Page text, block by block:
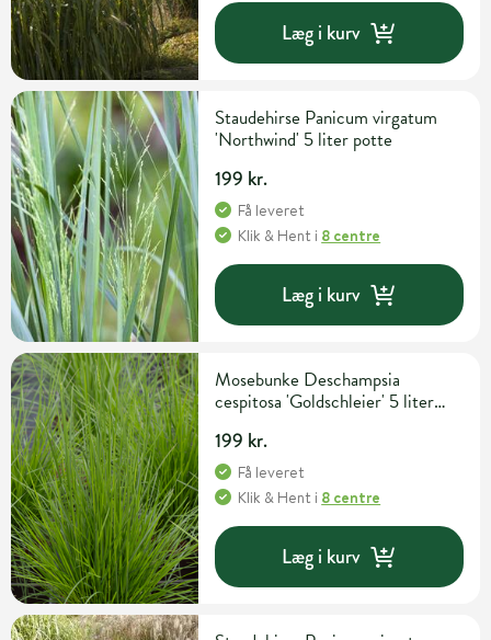
Læg i kurv
Staudehirse Panicum virgatum
'Northwind' 5 liter potte
199 kr.
Få leveret
Klik & Hent i 8 centre
Læg i kurv
Mosebunke Deschampsia
cespitosa 'Goldschleier' 5 liter
199 kr.
Få leveret
Klik & Hent i 8 centre
Læg i kurv